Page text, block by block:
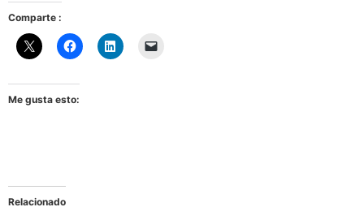
Comparte :
Me gusta esto:
Relacionado